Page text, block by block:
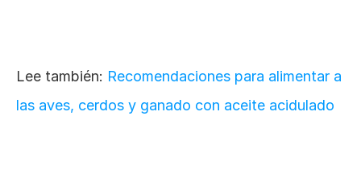
Lee también: Recomendaciones para alimentar a
las aves, cerdos y ganado con aceite acidulado